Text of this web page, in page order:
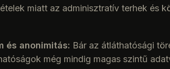
miatt az adminisztratív terhek és
és anonimitás: Bár az átláthatósági
még mindig magas szintű